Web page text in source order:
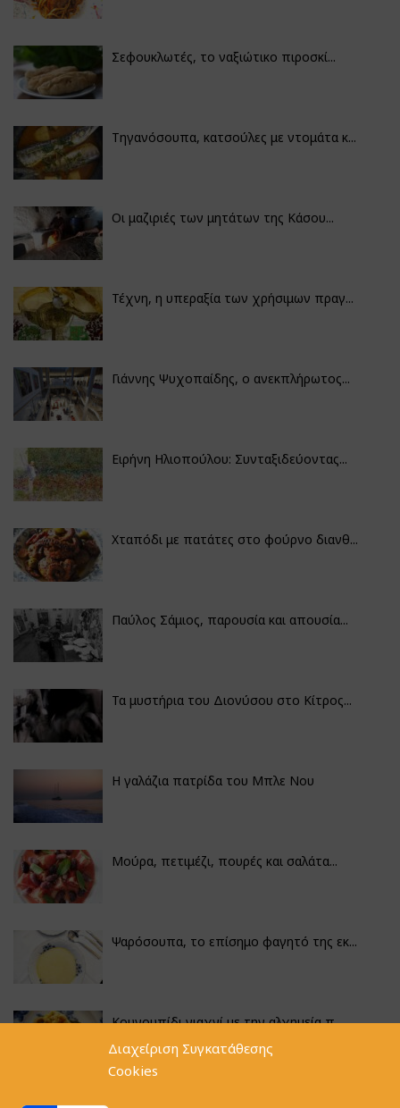
Διαχείριση Συγκατάθεσης
Cookies
Σεφουκλωτές, το ναξιώτικο πιροσκί...
Τηγανόσουπα, κατσούλες με ντομάτα κ...
Οι μαζιριές των μητάτων της Κάσου...
Τέχνη, η υπεραξία των χρήσιμων πραγ...
Γιάννης Ψυχοπαίδης, ο ανεκπλήρωτος...
Ειρήνη Ηλιοπούλου: Συνταξιδεύοντας...
Χταπόδι με πατάτες στο φούρνο διανθ...
Παύλος Σάμιος, παρουσία και απουσία...
Τα μυστήρια του Διονύσου στο Κίτρος...
Η γαλάζια πατρίδα του Μπλε Νου
Μούρα, πετιμέζι, πουρές και σαλάτα...
Ψαρόσουπα, το επίσημο φαγητό της εκ...
Κουνουπίδι γιαχνί με την αλχημεία π...